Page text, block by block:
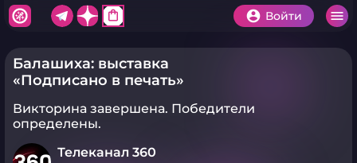
shopping_bag Войти
Балашиха: выставка
«Подписано в печать»
Викторина завершена. Победители
определены.
Телеканал 360